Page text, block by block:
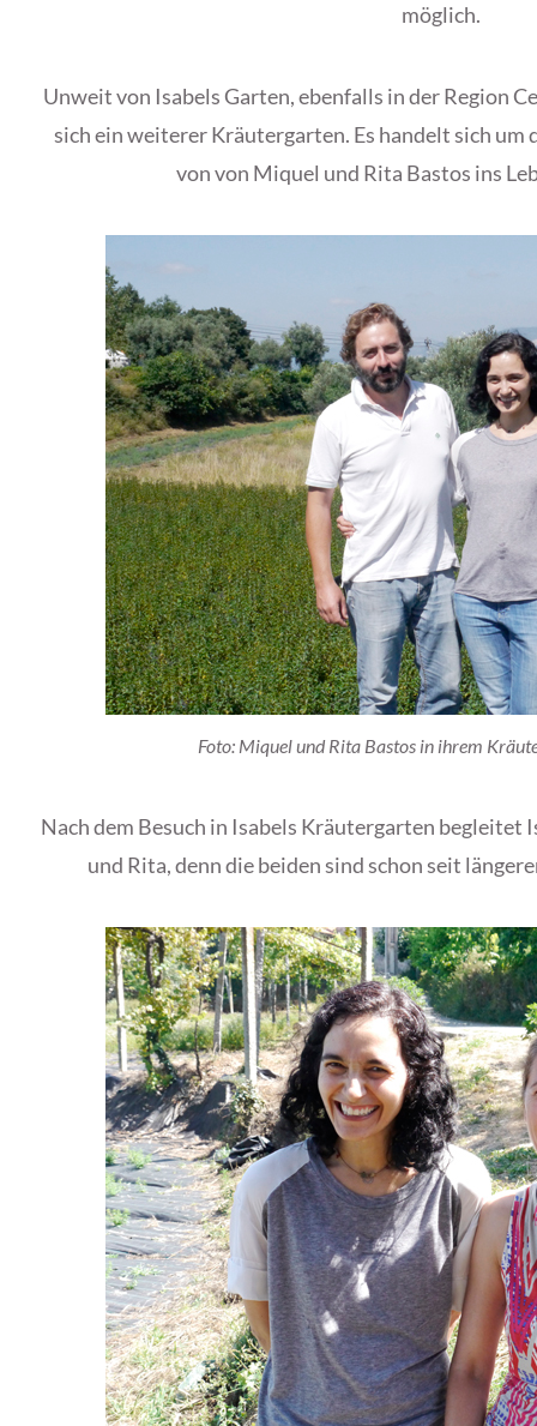
möglich.
Unweit von Isabels Garten, ebenfalls in der Region
sich ein weiterer Kräutergarten. Es handelt sich um
von von Miquel und Rita Bastos ins
Foto: Miquel und Rita Bastos in ihrem
Nach dem Besuch in Isabels Kräutergarten begleitet
und Rita, denn die beiden sind schon seit